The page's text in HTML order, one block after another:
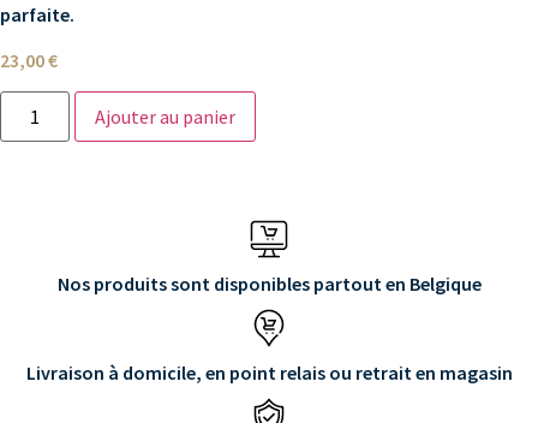
parfaite.
23,00€
Ajouter au panier
Nos produits sont disponibles partout en Belgique
Livraison à domicile, en point relais ou retrait en magasin